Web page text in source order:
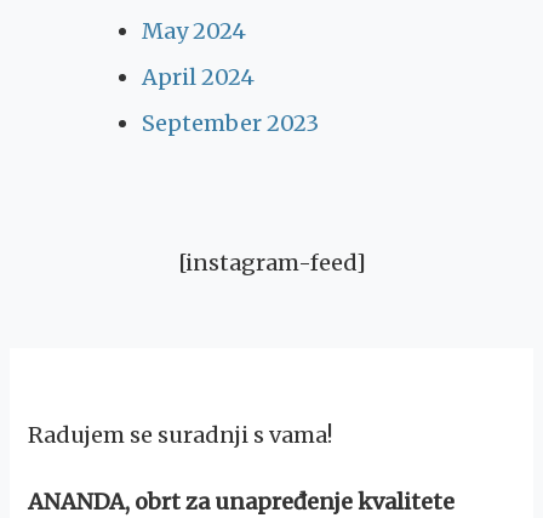
May 2024
April 2024
September 2023
[instagram-feed]
Radujem se suradnji s vama!
ANANDA, obrt za unapređenje kvalitete